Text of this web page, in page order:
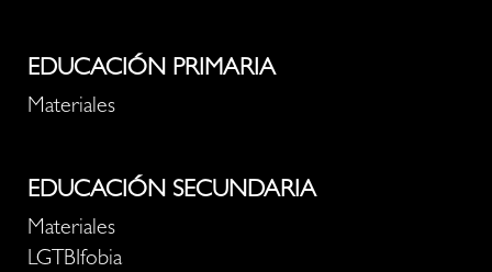
EDUCACIÓN PRIMARIA
Materiales
EDUCACIÓN SECUNDARIA
Materiales
LGTBIfobia